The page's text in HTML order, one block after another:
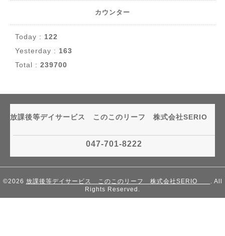
カウンター
Today : 122
Yesterday : 163
Total : 239700
放課後等デイサービス このこのリーフ 株式会社SERIO
047-701-8222
©2026 放課後等デイサービス このこのリーフ 株式会社SERIO
. All
Rights Reserved.